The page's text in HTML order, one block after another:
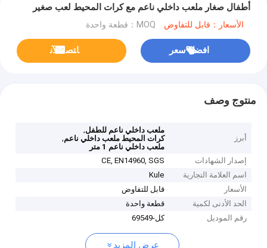
أطفال صغار ملعب داخلي ناعم مع كرات المحيط لعب صغير
الأسعار：قابل للتفاوض MOQ：قطعة واحدة
افضل سعر ﺎﺘﺼﻟ ﺍﻶﻧ
منتوج وصف
أبرز
ملعب داخلي ناعم للطفل,
كرات المحيط ملعب داخلي ناعم,
ملعب داخلي ناعم 1 متر
إصدار الشهادات
CE, EN14960, SGS
اسم العلامة التجارية
Kule
الأسعار
قابل للتفاوض
الحد الأدنى لكمية
قطعة واحدة
رقم الموديل
كل-69549
عرض المزيد